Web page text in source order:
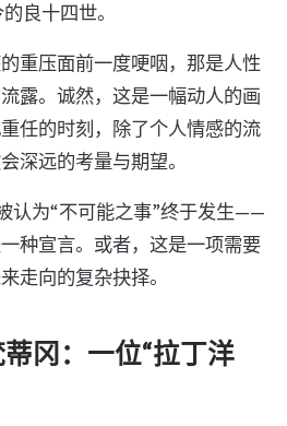
良十四世。
重压面前一度哽咽，那是人性
露。诚然，这是一幅动人的画
任的时刻，除了个人情感的流
深远的考量与期望。
认为“不可能之事”终于发生——
种宣言。或者，这是一项需要
走向的复杂抉择。
冈：一位“拉丁洋